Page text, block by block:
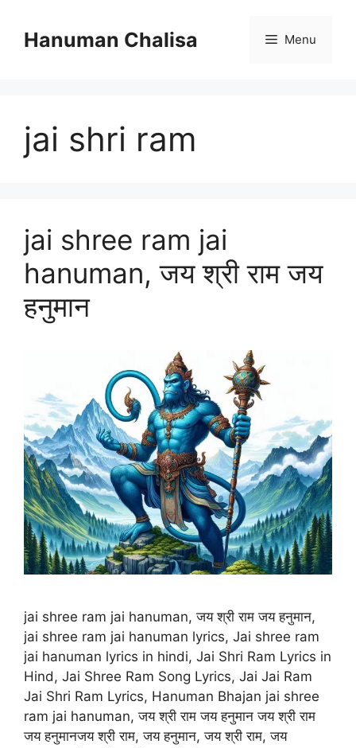
contentHanuman Chalisa Menu
jai shri ram
jai shree ram jai
hanuman, जय श्री राम जय
हनुमान
jai shree ram jai hanuman, जय श्री राम जय हनुमान,
jai shree ram jai hanuman lyrics, Jai shree ram
jai hanuman lyrics in hindi, Jai Shri Ram Lyrics in
Hind, Jai Shree Ram Song Lyrics, Jai Jai Ram
Jai Shri Ram Lyrics, Hanuman Bhajan jai shree
ram jai hanuman, जय श्री राम जय हनुमान जय श्री राम
जय हनुमानजय श्री राम, जय हनुमान, जय श्री राम, जय